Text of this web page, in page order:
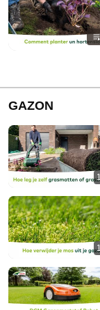
GAZON